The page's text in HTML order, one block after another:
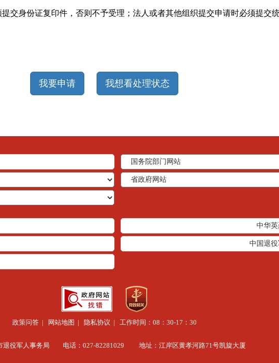
交身份证复印件，否则不予受理；法人或者其他组织提交申请时必须提交
我要申请 我想看处理状态
中华英
中国退役
政策问答| 网站地图 | 隐私协议 | 工作时间：08：30-17：30
退役军人事务局 电话：027-82281029 地址：江岸区黄孝河路71号凯旋大厦